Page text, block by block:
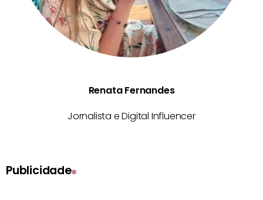
Renata Fernandes
Jornalista e Digital Influencer
Publicidade